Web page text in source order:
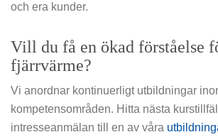
och era kunder.
Vill du få en ökad förståelse
fjärrvärme?
Vi anordnar kontinuerligt utbildningar
kompetensområden. Hitta nästa
intresseanmälan till en av våra